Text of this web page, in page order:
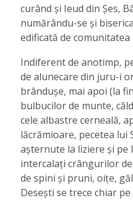
curând și Ieud din Şes,
numărându-se şi
edificată de
Indiferent de anotimp,
de alunecare din juru-i
brânduşe, mai apoi (la
bulbucilor de munte,
cele albastre cerneală,
lăcrămioare, pecetea
aşternute la liziere şi pe
intercalaţi crângurilor
de spini şi pruni, oiţe,
Desești se trece chiar